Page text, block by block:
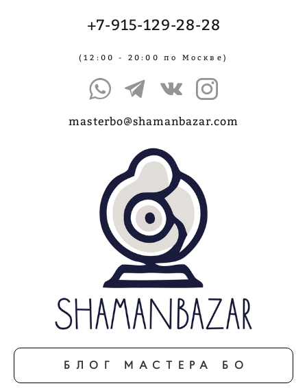
+7-915-129-28-28
(12:00 - 20:00 по Москве)
masterbo@shamanbazar.com
БЛОГ МАСТЕРА БО